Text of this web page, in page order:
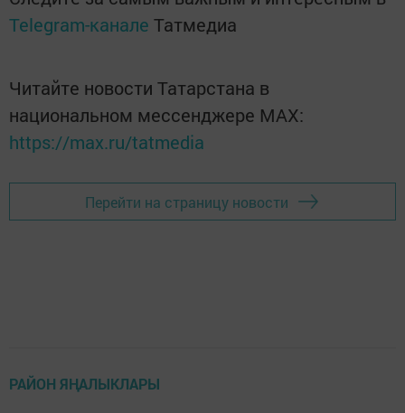
Telegram-канале Татмедиа
Читайте новости Татарстана в
национальном мессенджере MАХ:
https://max.ru/tatmedia
Перейти на страницу новости
РАЙОН ЯҢАЛЫКЛАРЫ